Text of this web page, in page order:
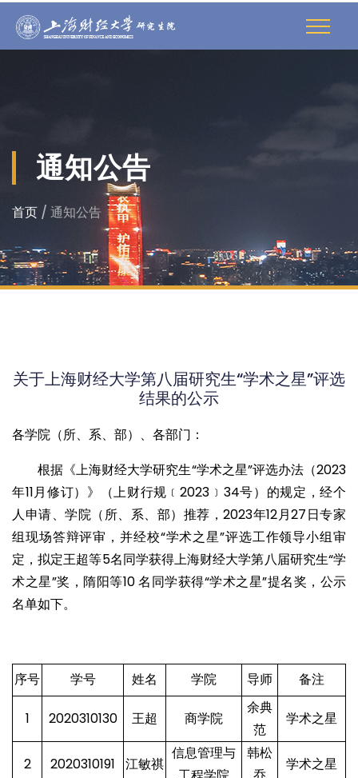
通知公告
首页 / 通知公告
关于上海财经大学第八届研究生“学术之星”评选
结果的公示
各学院（所、系、部）、各部门：
根据《上海财经大学研究生“学术之星”评选办法（2023
年11月修订）》（上财行规﹝2023﹞34号）的规定，经个
人申请、学院（所、系、部）推荐，2023年12月27日专家
组现场答辩评审，并经校“学术之星”评选工作领导小组审
定，拟定王超等5名同学获得上海财经大学第八届研究生“学
术之星”奖，隋阳等10 名同学获得“学术之星”提名奖，公示
名单如下。
序号 学号 姓名 学院 导师 备注
1 2020310130 王超 商学院
余典
范
学术之星
2 2020310191 江敏祺
信息管理与
韩松
学术之星